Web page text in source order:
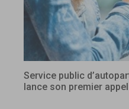
Service public
lance son premier